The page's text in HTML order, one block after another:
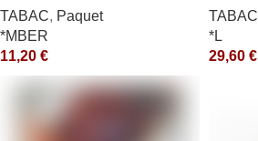
TABAC, Paquet
*MBER
11,20 €
TABAC
*L
29,60 €